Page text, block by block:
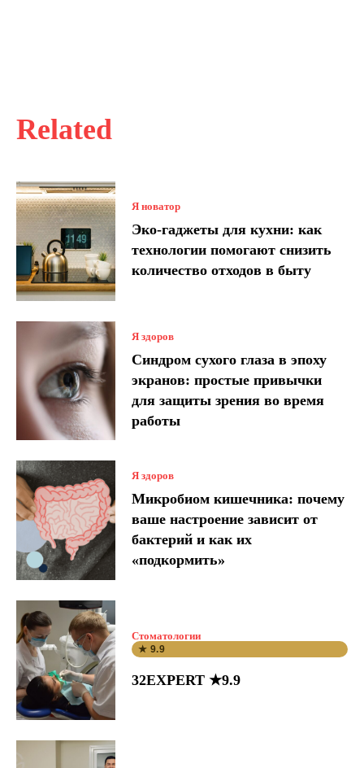
Related
Я новатор
Эко-гаджеты для кухни: как
технологии помогают снизить
количество отходов в быту
Я здоров
Синдром сухого глаза в эпоху
экранов: простые привычки
для защиты зрения во время
работы
Я здоров
Микробиом кишечника: почему
ваше настроение зависит от
бактерий и как их
«подкормить»
Стоматологии
★ 9.9
32EXPERT ★9.9